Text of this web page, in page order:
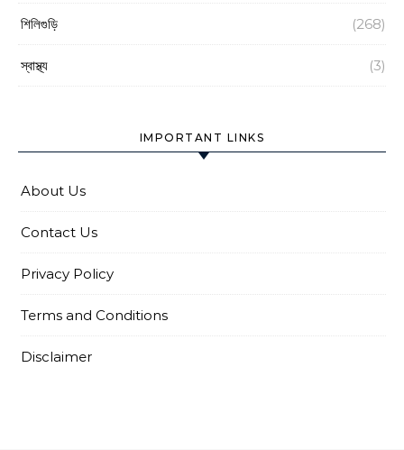
শিলিগুড়ি (268)
স্বাস্থ্য (3)
IMPORTANT LINKS
About Us
Contact Us
Privacy Policy
Terms and Conditions
Disclaimer